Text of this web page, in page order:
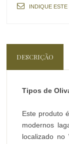
INDIQUE
DESCRIÇÃO
Tipos de
Este produto
modernos
localizado no